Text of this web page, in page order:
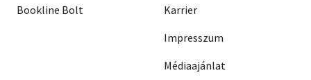
Bookline Bolt
Karrier
Impresszum
Médiaajánlat